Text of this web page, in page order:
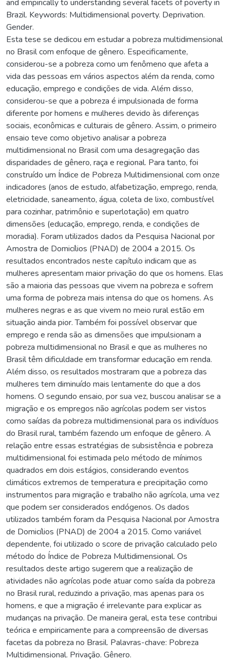
and empirically to understanding several facets of poverty in
Brazil. Keywords: Multidimensional poverty. Deprivation.
Gender.
Esta tese se dedicou em estudar a pobreza multidimensional
no Brasil com enfoque de gênero. Especificamente,
considerou-se a pobreza como um fenômeno que afeta a
vida das pessoas em vários aspectos além da renda, como
educação, emprego e condições de vida. Além disso,
considerou-se que a pobreza é impulsionada de forma
diferente por homens e mulheres devido às diferenças
sociais, econômicas e culturais de gênero. Assim, o primeiro
ensaio teve como objetivo analisar a pobreza
multidimensional no Brasil com uma desagregação das
disparidades de gênero, raça e regional. Para tanto, foi
construído um Índice de Pobreza Multidimensional com onze
indicadores (anos de estudo, alfabetização, emprego, renda,
eletricidade, saneamento, água, coleta de lixo, combustível
para cozinhar, patrimônio e superlotação) em quatro
dimensões (educação, emprego, renda, e condições de
moradia). Foram utilizados dados da Pesquisa Nacional por
Amostra de Domicílios (PNAD) de 2004 a 2015. Os
resultados encontrados neste capítulo indicam que as
mulheres apresentam maior privação do que os homens. Elas
são a maioria das pessoas que vivem na pobreza e sofrem
uma forma de pobreza mais intensa do que os homens. As
mulheres negras e as que vivem no meio rural estão em
situação ainda pior. Também foi possível observar que
emprego e renda são as dimensões que impulsionam a
pobreza multidimensional no Brasil e que as mulheres no
Brasil têm dificuldade em transformar educação em renda.
Além disso, os resultados mostraram que a pobreza das
mulheres tem diminuído mais lentamente do que a dos
homens. O segundo ensaio, por sua vez, buscou analisar se a
migração e os empregos não agrícolas podem ser vistos
como saídas da pobreza multidimensional para os indivíduos
do Brasil rural, também fazendo um enfoque de gênero. A
relação entre essas estratégias de subsistência e pobreza
multidimensional foi estimada pelo método de mínimos
quadrados em dois estágios, considerando eventos
climáticos extremos de temperatura e precipitação como
instrumentos para migração e trabalho não agrícola, uma vez
que podem ser considerados endógenos. Os dados
utilizados também foram da Pesquisa Nacional por Amostra
de Domicílios (PNAD) de 2004 a 2015. Como variável
dependente, foi utilizado o score de privação calculado pelo
método do Índice de Pobreza Multidimensional. Os
resultados deste artigo sugerem que a realização de
atividades não agrícolas pode atuar como saída da pobreza
no Brasil rural, reduzindo a privação, mas apenas para os
homens, e que a migração é irrelevante para explicar as
mudanças na privação. De maneira geral, esta tese contribui
teórica e empiricamente para a compreensão de diversas
facetas da pobreza no Brasil. Palavras-chave: Pobreza
Multidimensional. Privação. Gênero.